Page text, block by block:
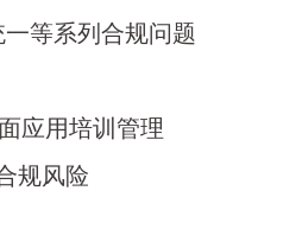
等系列合规问题
应用培训管理
规风险